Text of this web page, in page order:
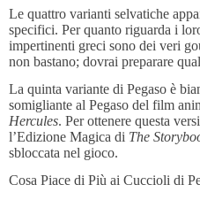
Le quattro varianti selvatiche
specifici. Per quanto riguarda i
impertinenti greci sono dei veri
non bastano; dovrai preparare
La quinta variante di Pegaso è
somigliante al Pegaso del film
Hercules. Per ottenere questa
l’Edizione Magica di The
sbloccata nel gioco.
Cosa Piace di Più ai Cuccioli di